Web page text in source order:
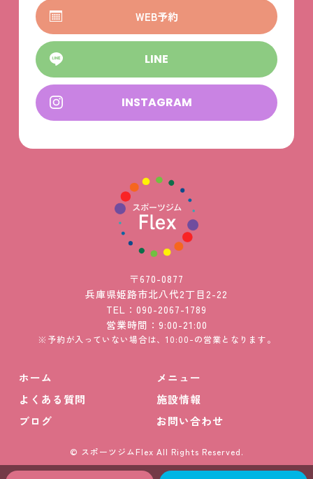
WEB予約
LINE
INSTAGRAM
〒670-0877
兵庫県姫路市北八代2丁目2-22
TEL：090-2067-1789
営業時間：9:00-21:00
※予約が入っていない場合は、10:00-の営業となります。
ホーム
メニュー
よくある質問
施設情報
ブログ
お問い合わせ
© スポーツジムFlex All Rights Reserved.